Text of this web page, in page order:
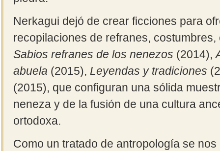
Nerkagui dejó de crear ficciones para
recopilaciones de refranes,
Sabios refranes de los nenezos (2014),
abuela (2015), Leyendas y tradiciones
(2015), que configuran una sólida
neneza y de la fusión de una cultura
ortodoxa.
Como un tratado de antropología se